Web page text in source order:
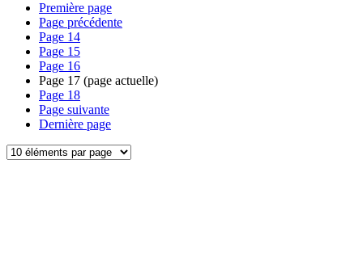
Première page
Page précédente
Page 14
Page 15
Page 16
Page 17 (page actuelle)
Page 18
Page suivante
Dernière page